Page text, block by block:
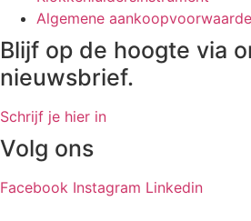
Algemene
Blijf op de hoogte via
nieuwsbrief.
Schrijf je hier in
Volg ons
Facebook Instagram Linkedin